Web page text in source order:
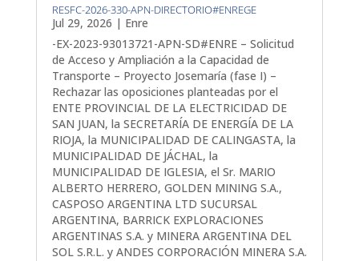
RESFC-2026-330-APN-DIRECTORIO#ENREGE
Jul 29, 2026 | Enre
-EX-2023-93013721-APN-SD#ENRE – Solicitud
de Acceso y Ampliación a la Capacidad de
Transporte – Proyecto Josemaría (fase I) –
Rechazar las oposiciones planteadas por el
ENTE PROVINCIAL DE LA ELECTRICIDAD DE
SAN JUAN, la SECRETARÍA DE ENERGÍA DE LA
RIOJA, la MUNICIPALIDAD DE CALINGASTA, la
MUNICIPALIDAD DE JÁCHAL, la
MUNICIPALIDAD DE IGLESIA, el Sr. MARIO
ALBERTO HERRERO, GOLDEN MINING S.A.,
CASPOSO ARGENTINA LTD SUCURSAL
ARGENTINA, BARRICK EXPLORACIONES
ARGENTINAS S.A. y MINERA ARGENTINA DEL
SOL S.R.L. y ANDES CORPORACIÓN MINERA S.A.